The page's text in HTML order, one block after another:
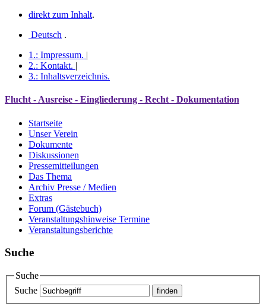
direkt zum Inhalt.
Deutsch .
1.: Impressum. |
2.: Kontakt. |
3.: Inhaltsverzeichnis.
Flucht - Ausreise - Eingliederung - Recht - Dokumentation
Startseite
Unser Verein
Dokumente
Diskussionen
Pressemitteilungen
Das Thema
Archiv Presse / Medien
Extras
Forum (Gästebuch)
Veranstaltungshinweise Termine
Veranstaltungsberichte
Suche
Suche
Suche